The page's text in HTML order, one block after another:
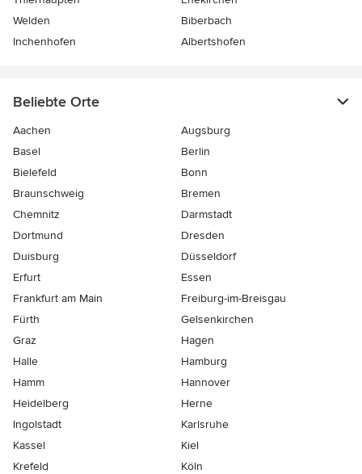
Welden
Biberbach
Inchenhofen
Albertshofen
Beliebte Orte
Aachen
Augsburg
Basel
Berlin
Bielefeld
Bonn
Braunschweig
Bremen
Chemnitz
Darmstadt
Dortmund
Dresden
Duisburg
Düsseldorf
Erfurt
Essen
Frankfurt am Main
Freiburg-im-Breisgau
Fürth
Gelsenkirchen
Graz
Hagen
Halle
Hamburg
Hamm
Hannover
Heidelberg
Herne
Ingolstadt
Karlsruhe
Kassel
Kiel
Krefeld
Köln